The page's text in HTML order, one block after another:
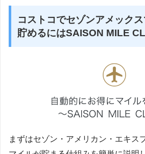
コストコでセゾンアメック
貯めるにはSAISON MILE
まずはセゾン・アメリカン・エキス